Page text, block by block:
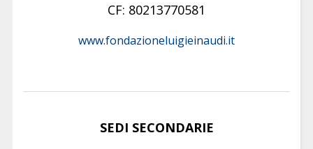
CF: 80213770581
www.fondazioneluigieinaudi.it
SEDI SECONDARIE